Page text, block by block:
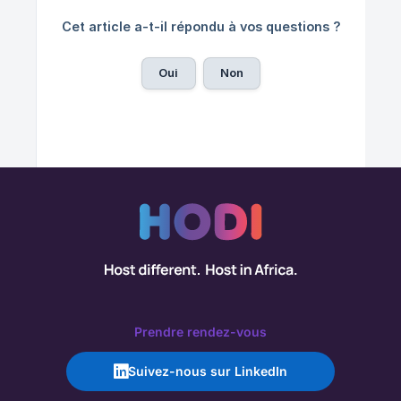
Cet article a-t-il répondu à vos questions ?
Oui Non
Prendre rendez-vous
Suivez-nous sur LinkedIn